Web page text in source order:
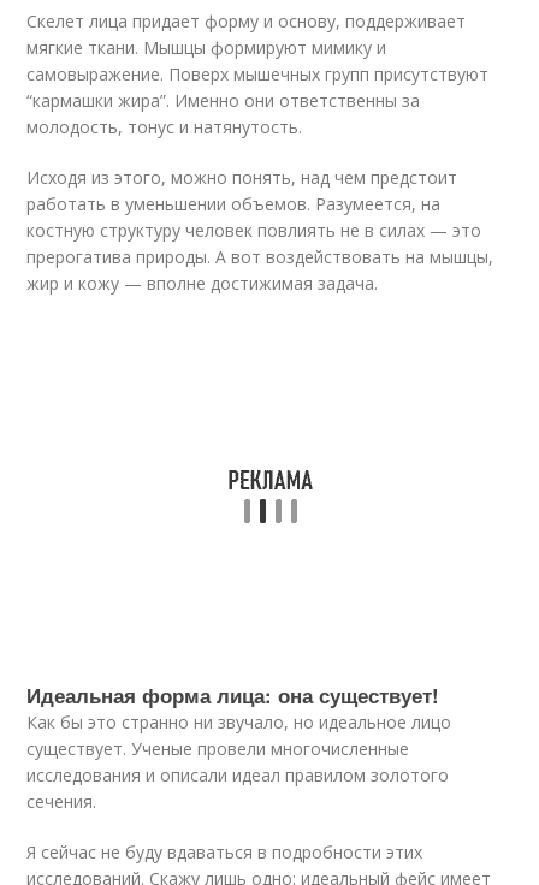
Скелет лица придает форму и основу, поддерживает
мягкие ткани. Мышцы формируют мимику и
самовыражение. Поверх мышечных групп присутствуют
“кармашки жира”. Именно они ответственны за
молодость, тонус и натянутость.
Исходя из этого, можно понять, над чем предстоит
работать в уменьшении объемов. Разумеется, на
костную структуру человек повлиять не в силах — это
прерогатива природы. А вот воздействовать на мышцы,
жир и кожу — вполне достижимая задача.
Идеальная форма лица: она существует!
Как бы это странно ни звучало, но идеальное лицо
существует. Ученые провели многочисленные
исследования и описали идеал правилом золотого
сечения.
Я сейчас не буду вдаваться в подробности этих
исследований. Скажу лишь одно: идеальный фейс имеет